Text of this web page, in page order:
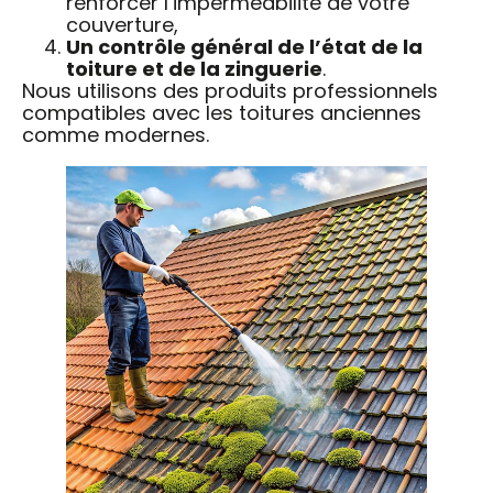
couverture,
Un contrôle général de l’état de la
toiture et de la zinguerie.
Nous utilisons des produits professionnels
compatibles avec les toitures anciennes
comme modernes.